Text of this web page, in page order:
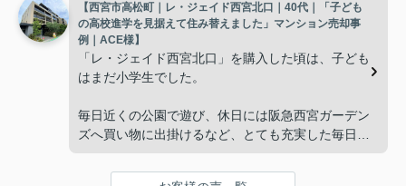
インフィニティエステートさんへ相談すると、「パ
ークナード西宮北口」の査定だけでなく、住み替え
先とのスケジュールや資金計画まで丁寧にサポート
してくださいました。
販売活動では、西宮北口駅へのアクセス、阪急西宮
ガーデンズ、医療機関や買い物施設など、将来も安
した。
子どもたちはそれぞれ別の仕事に就いており、
「将来、このビルの管理を任せるのは難しいかもし
れない。」
と家族で話し合うようになりました。
インフィニティエステートさんへ相談すると、収益
【西宮市高松町｜レ・ジェイド西宮北口｜40代｜「子ども
の高校進学を見据えて住み替えました」マンション売却事
例｜ACE様】
「レ・ジェイド西宮北口」を購入した頃は、子ども
はまだ小学生でした。
毎日近くの公園で遊び、休日には阪急西宮ガーデン
ズへ買い物に出掛けるなど、とても充実した毎日を